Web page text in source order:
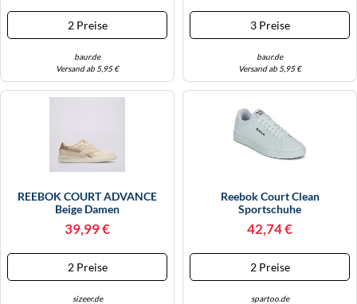
2 Preise
baur.de
Versand ab 5,95 €
3 Preise
baur.de
Versand ab 5,95 €
REEBOK COURT ADVANCE
Beige Damen
39,99 €
2 Preise
sizeer.de
Reebok Court Clean
Sportschuhe
42,74 €
2 Preise
spartoo.de